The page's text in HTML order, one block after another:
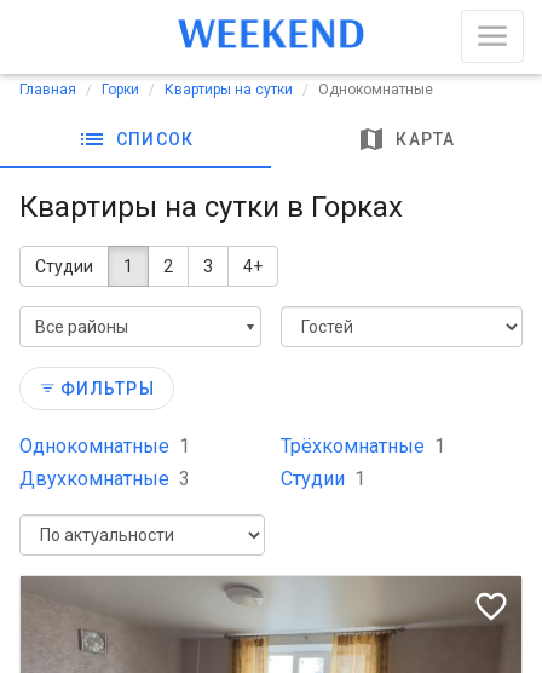
Главная Горки Квартиры на сутки Однокомнатные
list СПИСОК map КАРТА
Квартиры на сутки в Горках
Студии 1 2 3 4+
Все районы
ФИЛЬТРЫ
Однокомнатные 1
Двухкомнатные 3
Трёхкомнатные 1
Студии 1
favorite_border